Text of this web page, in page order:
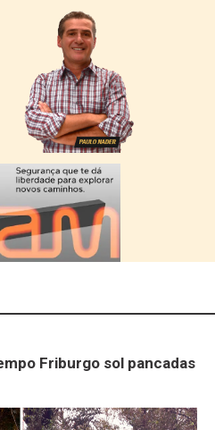
Friburgo sol pancadas